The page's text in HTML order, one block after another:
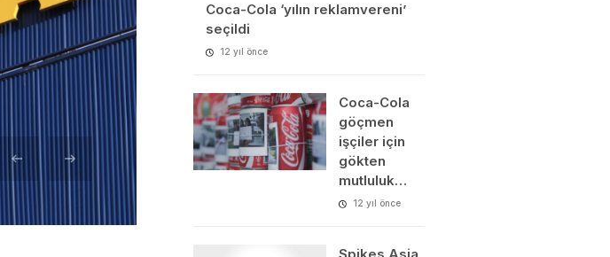
Coca-Cola ‘yılın reklamvereni’
seçildi
12 yıl önce
Coca-Cola
göçmen
işçiler için
gökten
mutluluk…
12 yıl önce